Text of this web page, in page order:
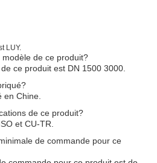
LUY.
de ce produit?
ce produit est DN 1500 3000.
en Chine.
de ce produit?
et CU-TR.
de commande pour ce